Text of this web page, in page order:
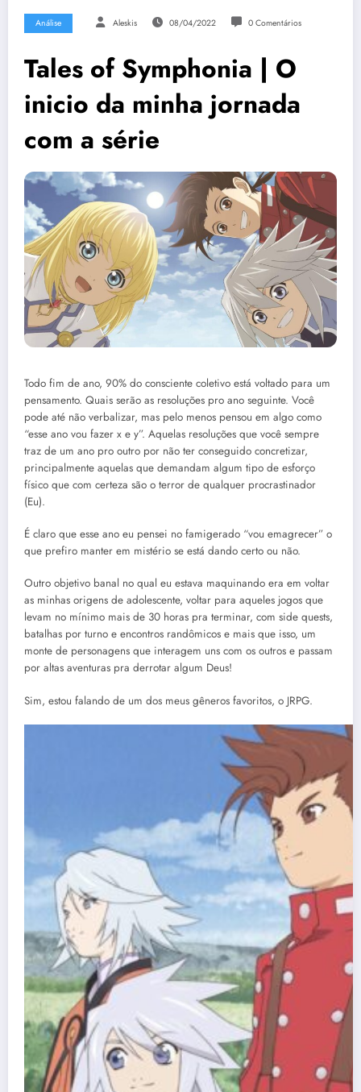
Análise Aleskis 08/04/2022 0 Comentários
Tales of Symphonia | O
inicio da minha jornada
com a série
Todo fim de ano, 90% do consciente coletivo está voltado para um
pensamento. Quais serão as resoluções pro ano seguinte. Você
pode até não verbalizar, mas pelo menos pensou em algo como
“esse ano vou fazer x e y”. Aquelas resoluções que você sempre
traz de um ano pro outro por não ter conseguido concretizar,
principalmente aquelas que demandam algum tipo de esforço
físico que com certeza são o terror de qualquer procrastinador
(Eu).
É claro que esse ano eu pensei no famigerado “vou emagrecer” o
que prefiro manter em mistério se está dando certo ou não.
Outro objetivo banal no qual eu estava maquinando era em voltar
as minhas origens de adolescente, voltar para aqueles jogos que
levam no mínimo mais de 30 horas pra terminar, com side quests,
batalhas por turno e encontros randômicos e mais que isso, um
monte de personagens que interagem uns com os outros e passam
por altas aventuras pra derrotar algum Deus!
Sim, estou falando de um dos meus gêneros favoritos, o JRPG.